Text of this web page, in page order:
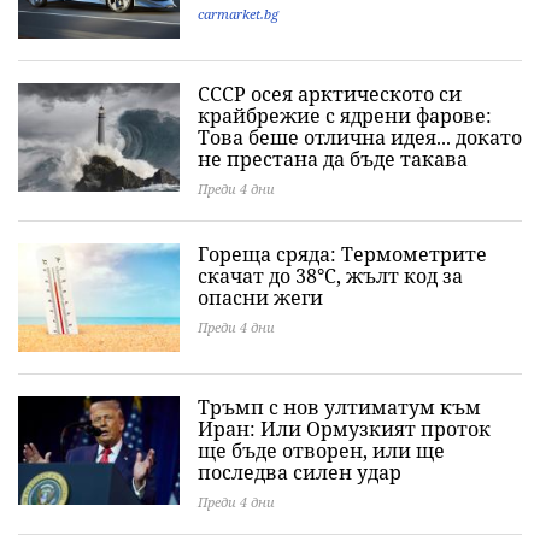
carmarket.bg
СССР осея арктическото си
крайбрежие с ядрени фарове:
Това беше отлична идея... докато
не престана да бъде такава
Преди 4 дни
Гореща сряда: Термометрите
скачат до 38°C, жълт код за
опасни жеги
Преди 4 дни
Тръмп с нов ултиматум към
Иран: Или Ормузкият проток
ще бъде отворен, или ще
последва силен удар
Преди 4 дни